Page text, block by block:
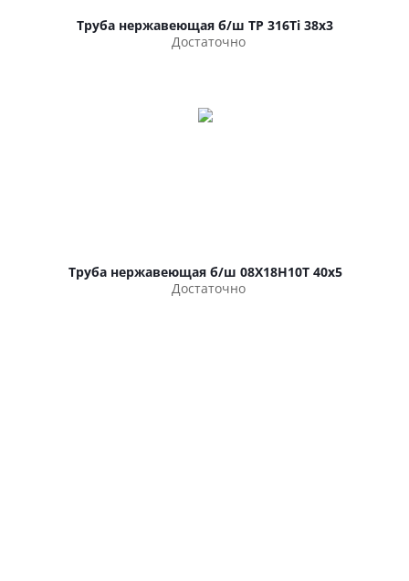
Труба нержавеющая б/ш TP 316Ti 38х3
Достаточно
Труба нержавеющая б/ш 08Х18Н10Т 40х5
Достаточно